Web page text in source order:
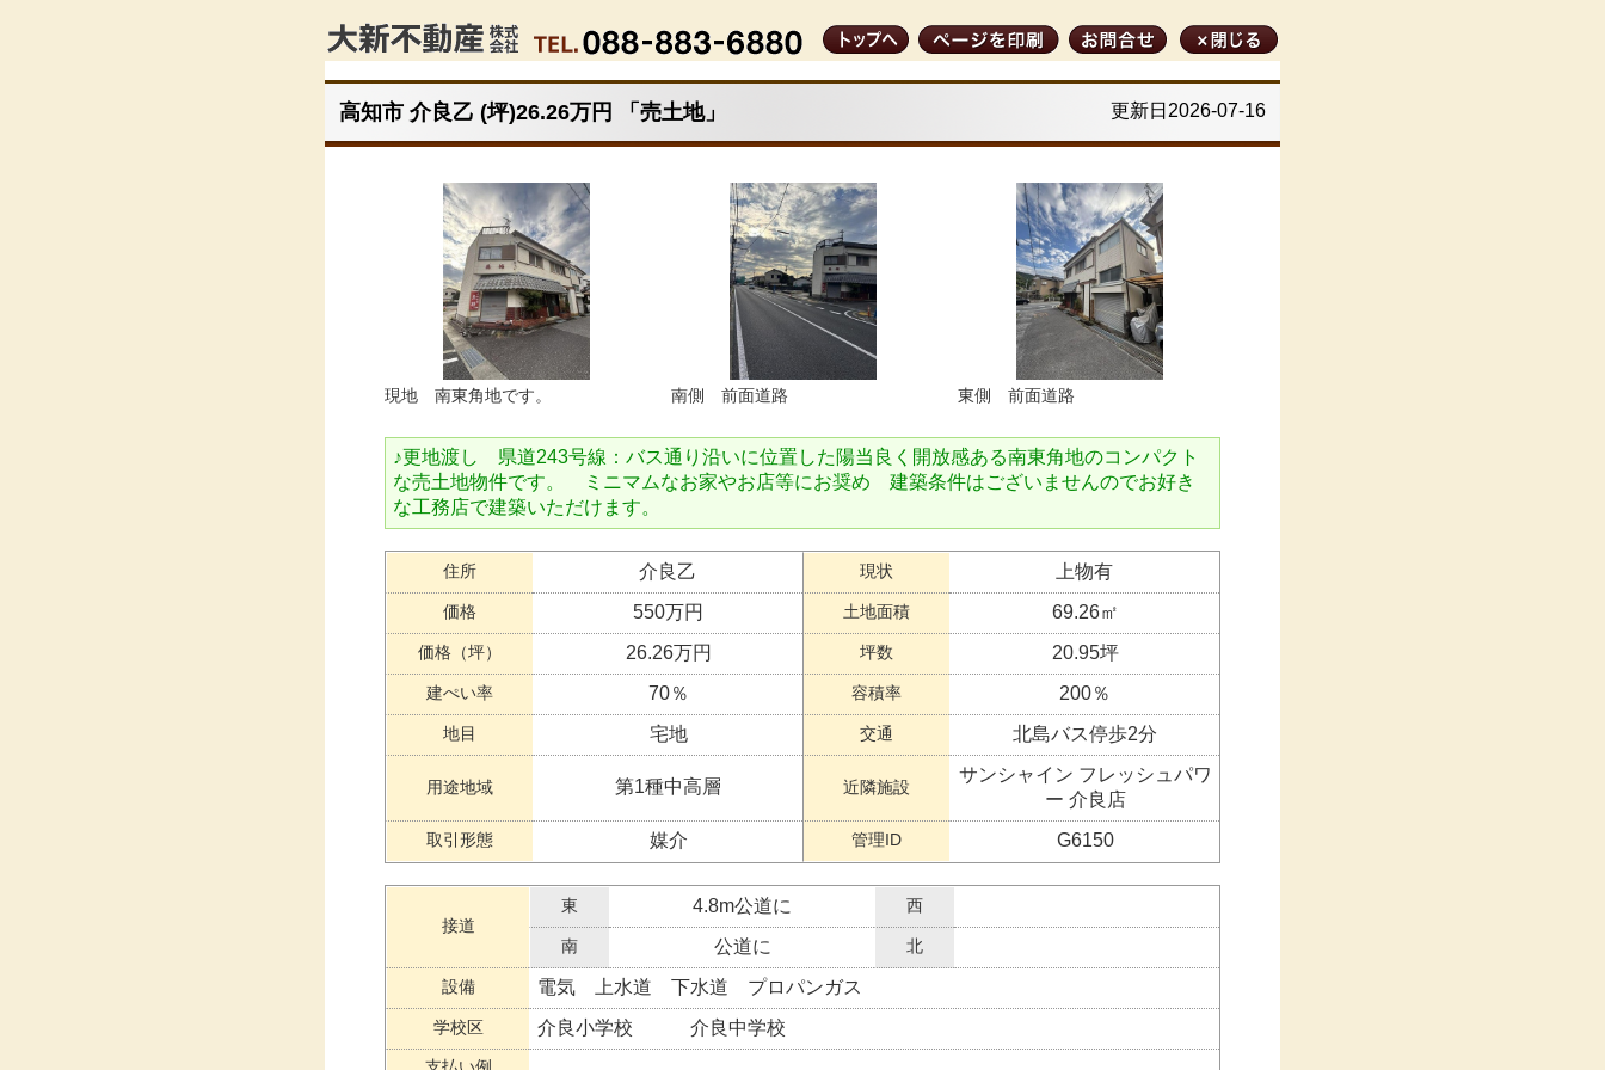
高知市 介良乙 (坪)26.26万円 「売土地」 更新日2026-07-16
現地 南東角地です。 南側 前面道路 東側 前面道路
♪更地渡し 県道243号線：バス通り沿いに位置した陽当良く開放感ある南東角地のコンパクト
な売土地物件です。 ミニマムなお家やお店等にお奨め 建築条件はございませんのでお好き
な工務店で建築いただけます。
住所 介良乙 現状 上物有
価格 550万円 土地面積 69.26㎡
価格（坪） 26.26万円 坪数 20.95坪
建ぺい率 70％ 容積率 200％
地目 宅地 交通 北島バス停歩2分
用途地域 第1種中高層 近隣施設
サンシャイン フレッシュパワ
ー 介良店
取引形態 媒介 管理ID G6150
接道
東 4.8m公道に 西
南 公道に 北
設備 電気 上水道 下水道 プロパンガス
学校区 介良小学校 介良中学校